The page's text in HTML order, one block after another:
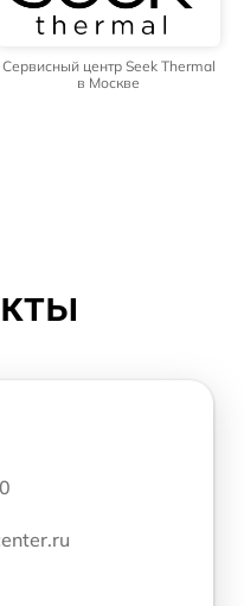
Сервисный центр Seek Thermal
в Москве